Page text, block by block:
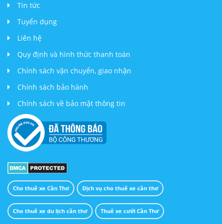
Tin tức
Tuyển dụng
Liên hệ
Quy định và hình thức thanh toán
Chính sách vận chuyển, giao nhận
Chính sách bảo hành
Chính sách về bảo mật thông tin
Cho thuê xe Cần Thơ Dịch vụ cho thuê xe cần thơ
Cho thuê xe du lịch cần thơ Thuê xe cưới Cần Thơ